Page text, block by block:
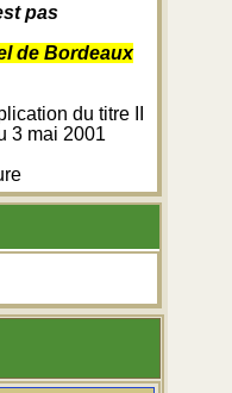
pas
de Bordeaux
du titre II
3 mai 2001